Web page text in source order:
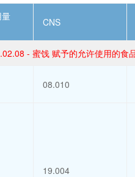
CNS
- 蜜饯 赋予的允许使用的食
08.010
19.004